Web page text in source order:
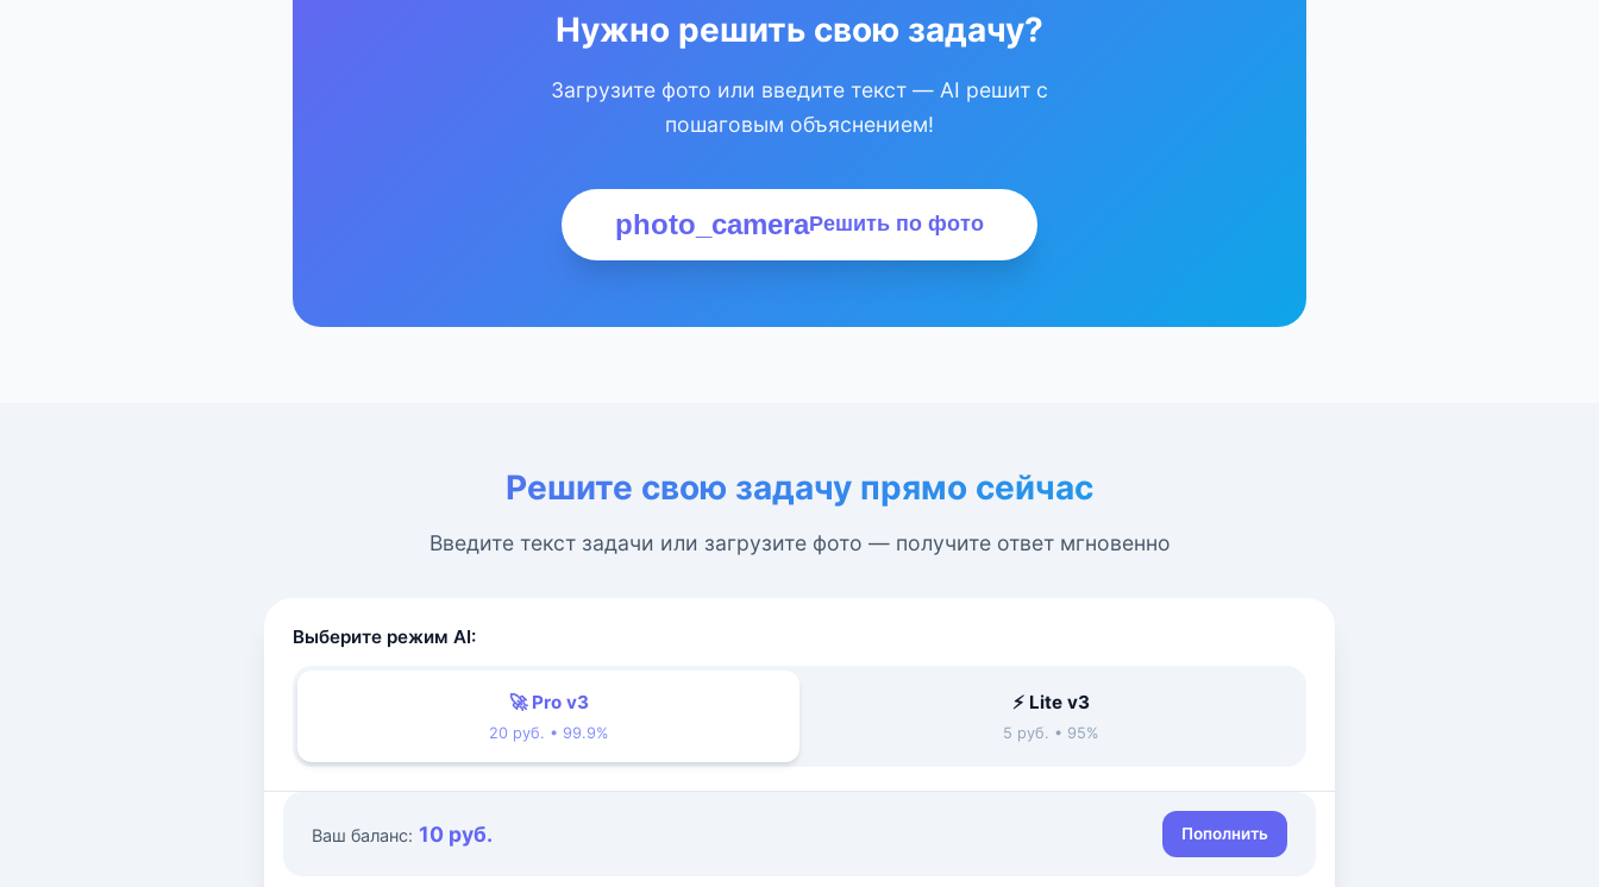
Нужно решить свою задачу?
Загрузите фото или введите текст — AI решит с
пошаговым объяснением!
photo_cameraРешить по фото
Решите свою задачу прямо сейчас
Введите текст задачи или загрузите фото — получите ответ мгновенно
Выберите режим AI:
🚀 Pro v3
20 руб. • 99.9%
⚡ Lite v3
5 руб. • 95%
Ваш баланс: 10 руб. Пополнить